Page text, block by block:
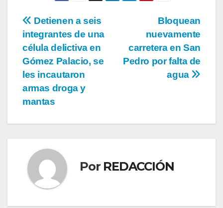
Navegación
de
entradas
Bloquean
nuevamente
carretera en San
Pedro por falta de
agua
Detienen a seis
integrantes de una
célula delictiva en
Gómez Palacio, se
les incautaron
armas droga y
mantas
Por REDACCIÓN